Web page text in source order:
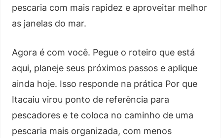
pescaria com mais rapidez e aproveitar melhor
as janelas do mar.
Agora é com você. Pegue o roteiro que está
aqui, planeje seus próximos passos e aplique
ainda hoje. Isso responde na prática Por que
Itacaiu virou ponto de referência para
pescadores e te coloca no caminho de uma
pescaria mais organizada, com menos